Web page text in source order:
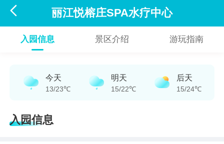
 丽江悦榕庄SPA水疗中心
入园信息 景区介绍 游玩指南
今天
13/23℃
明天
15/22℃
后天
15/24℃
入园信息